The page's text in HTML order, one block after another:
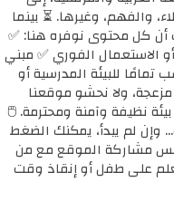
والفهم، وغيرها. ⏳ بينما
أن كل محتوى نوفره هنا: ✅
أو الاستعمال الفوري ✅ مبني
للبيئة المدرسية أو
مزعجة، ولا نحشو موقعنا
بيئة نظيفة وآمنة ومحترمة. 🖱️
وإن لم يبدأ، يمكنك الضغط
تنس مشاركة الموقع مع من
على طفل أو إنقاذ وقت